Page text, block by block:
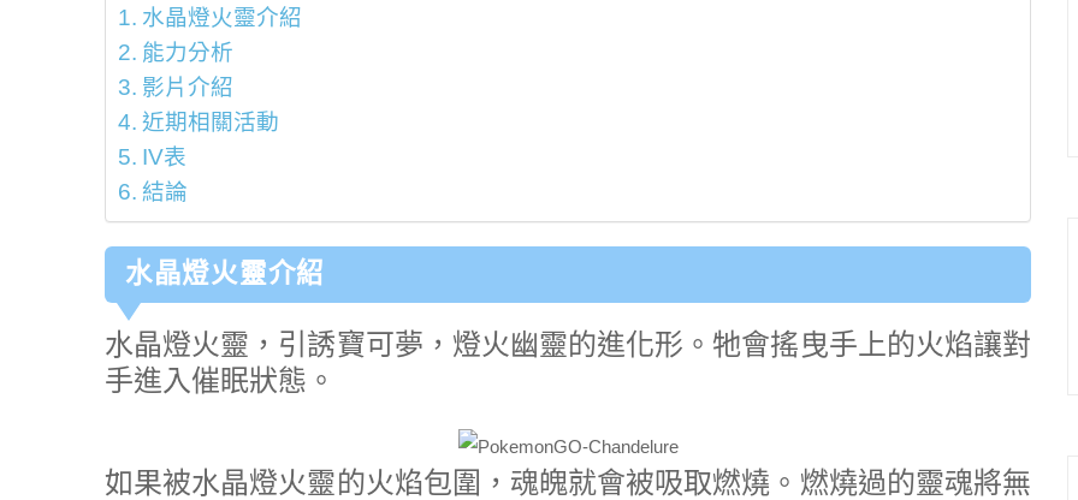
水晶燈火靈介紹
能力分析
影片介紹
近期相關活動
IV表
結論
水晶燈火靈介紹
水晶燈火靈，引誘寶可夢，燈火幽靈的進化形。牠會搖曳手上的火焰讓對
手進入催眠狀態。
如果被水晶燈火靈的火焰包圍，魂魄就會被吸取燃燒。燃燒過的靈魂將無